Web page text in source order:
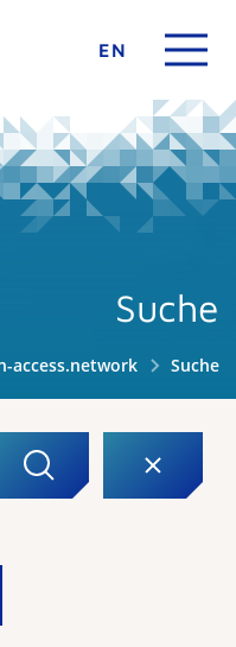
EN
Suche
access.network Suche